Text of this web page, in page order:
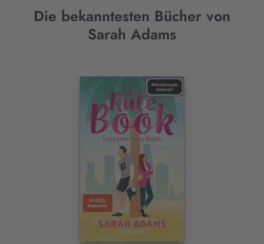
Die bekanntesten Bücher von
Sarah Adams